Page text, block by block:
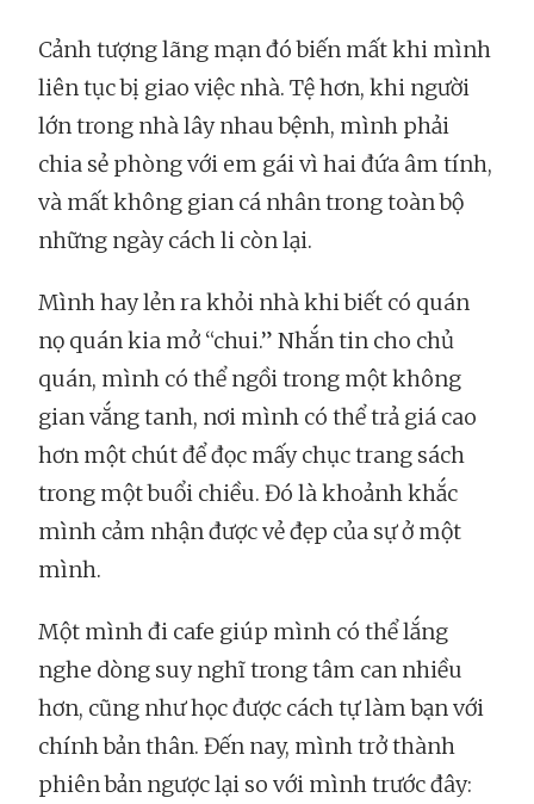
Cảnh tượng lãng mạn đó biến mất khi mình
liên tục bị giao việc nhà. Tệ hơn, khi người
lớn trong nhà lây nhau bệnh, mình phải
chia sẻ phòng với em gái vì hai đứa âm tính,
và mất không gian cá nhân trong toàn bộ
những ngày cách li còn lại.
Mình hay lẻn ra khỏi nhà khi biết có quán
nọ quán kia mở “chui.” Nhắn tin cho chủ
quán, mình có thể ngồi trong một không
gian vắng tanh, nơi mình có thể trả giá cao
hơn một chút để đọc mấy chục trang sách
trong một buổi chiều. Đó là khoảnh khắc
mình cảm nhận được vẻ đẹp của sự ở một
mình.
Một mình đi cafe giúp mình có thể lắng
nghe dòng suy nghĩ trong tâm can nhiều
hơn, cũng như học được cách tự làm bạn với
chính bản thân. Đến nay, mình trở thành
phiên bản ngược lại so với mình trước đây: